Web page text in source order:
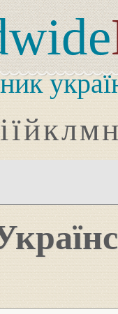
іїйклмн